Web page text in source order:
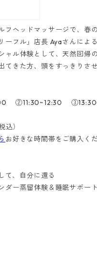
フヘッドマッサージで、春
ーフル」店長 Ayaさんによ
ャル体験として、天然回帰
てきた方、頭をすっきりさ
②11:30~12:30
）
お好きな時間帯をご購入く
て、自分に還る
ダー蒸留体験＆睡眠サポー